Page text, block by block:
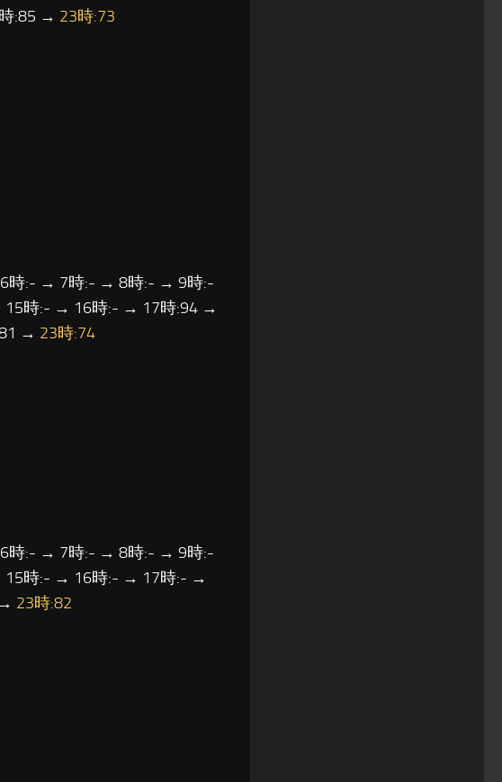
:85 → 23時:73
:- → 7時:- → 8時:- → 9時:-
時:- → 16時:- → 17時:94 →
→ 23時:74
:- → 7時:- → 8時:- → 9時:-
時:- → 16時:- → 17時:- →
23時:82